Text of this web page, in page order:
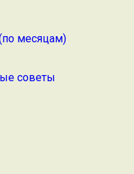
месяцам)
советы